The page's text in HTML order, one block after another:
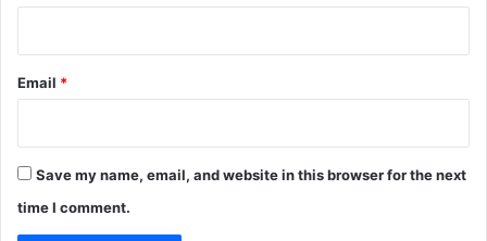
Email *
Save my name, email, and website in this browser for the next
time I comment.